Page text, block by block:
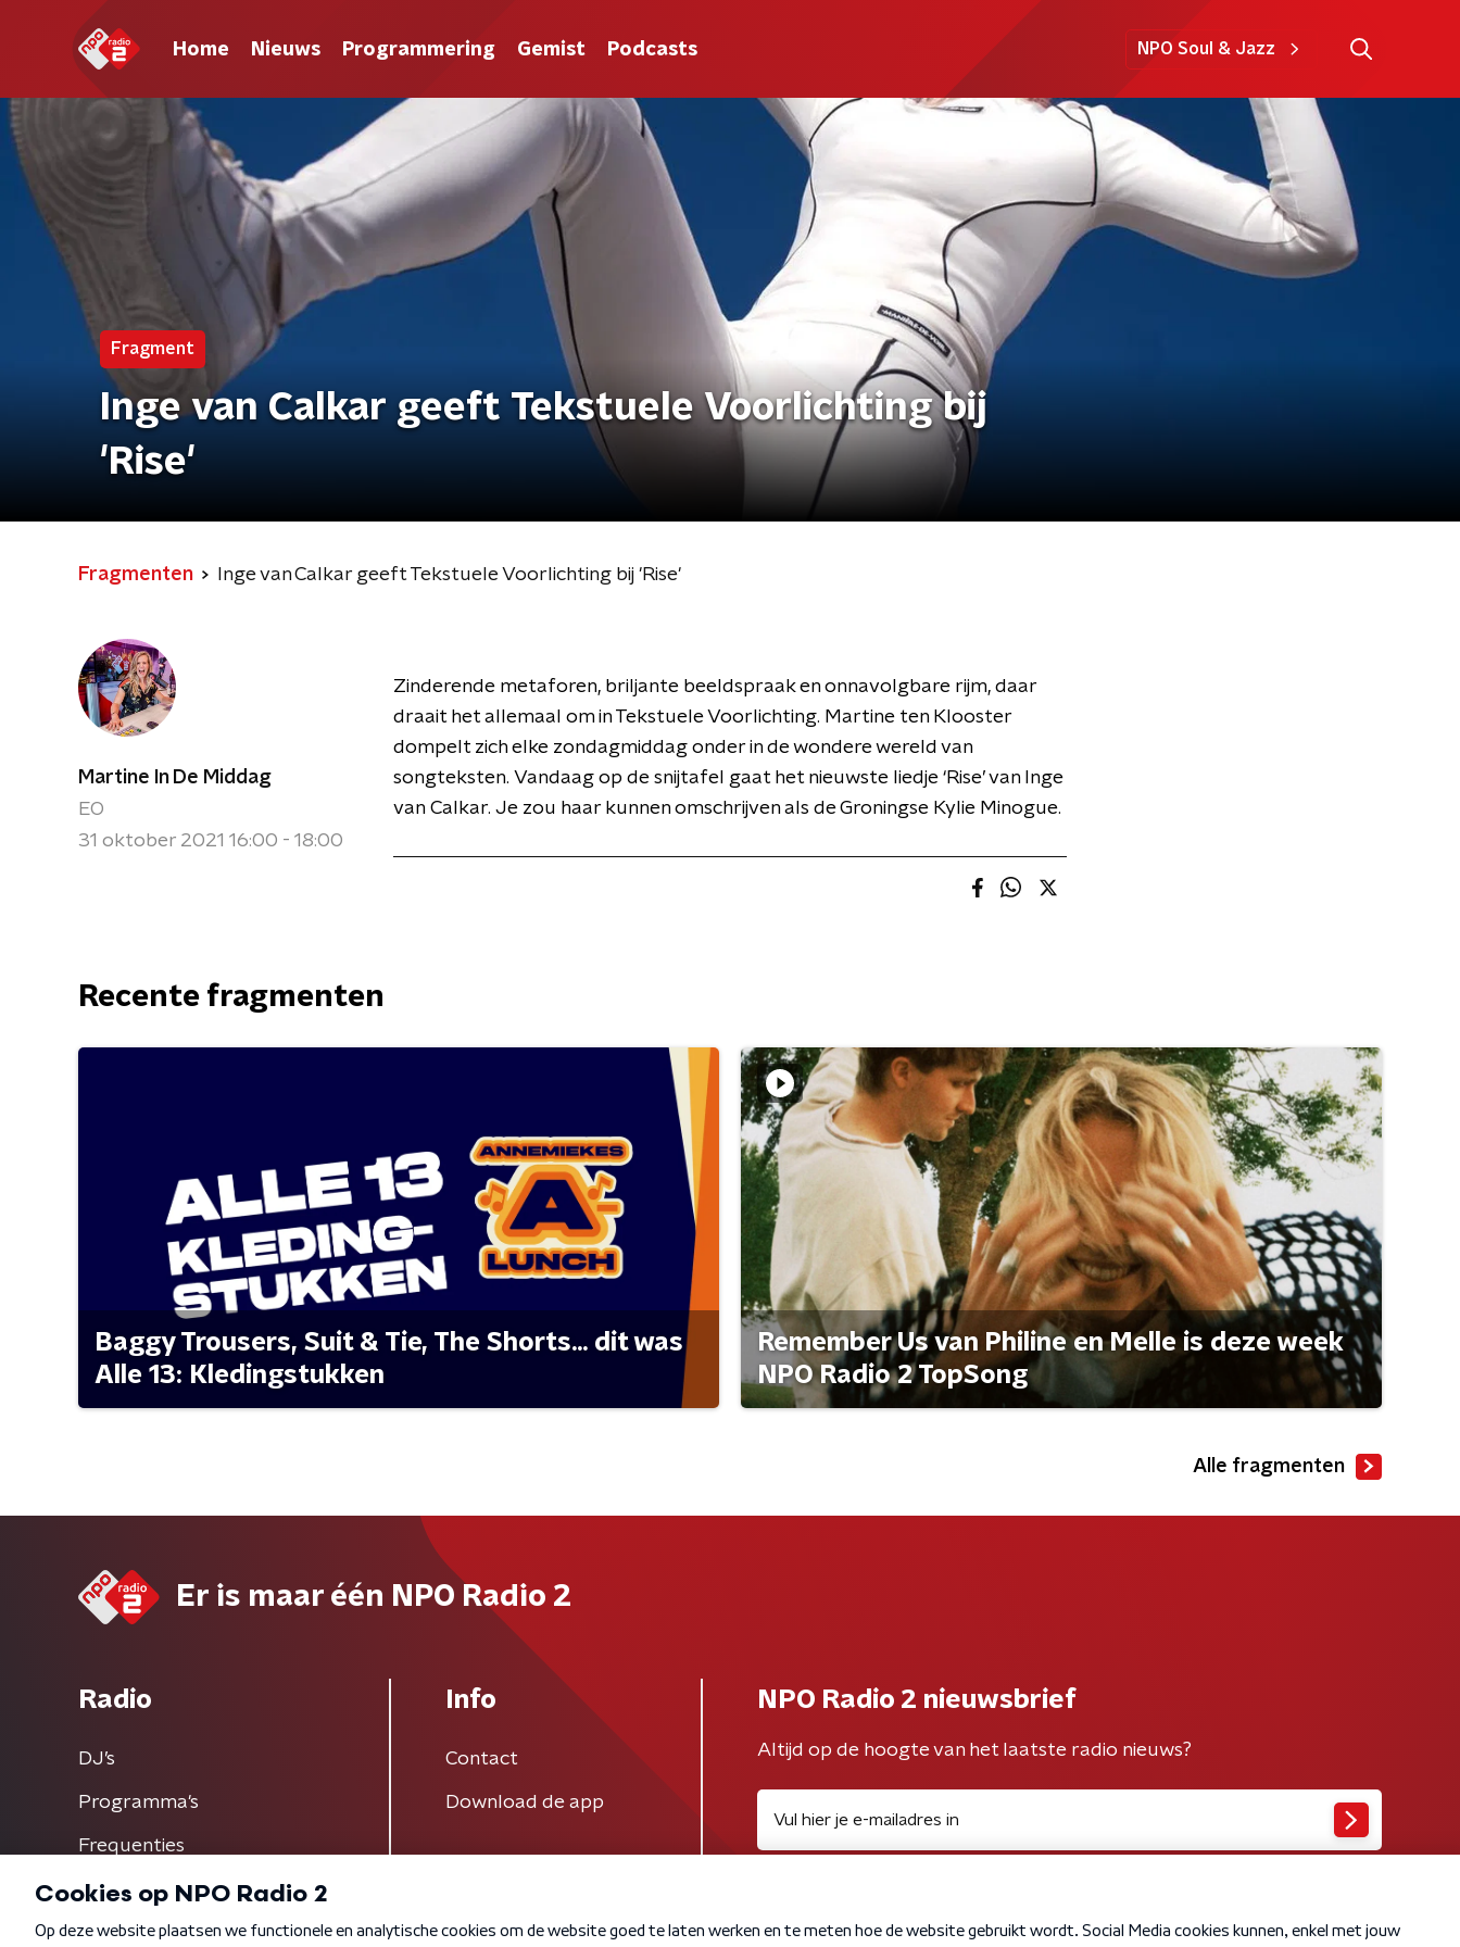
Home Nieuws Programmering Gemist Podcasts NPO Soul & Jazz
Fragment
Inge van Calkar geeft Tekstuele Voorlichting bij
'Rise'
Fragmenten Inge van Calkar geeft Tekstuele Voorlichting bij 'Rise'
Martine In De Middag
EO
31 oktober 2021 16:00 - 18:00
Zinderende metaforen, briljante beeldspraak en onnavolgbare rijm, daar
draait het allemaal om in Tekstuele Voorlichting. Martine ten Klooster
dompelt zich elke zondagmiddag onder in de wondere wereld van
songteksten. Vandaag op de snijtafel gaat het nieuwste liedje ‘Rise’ van Inge
van Calkar. Je zou haar kunnen omschrijven als de Groningse Kylie Minogue.
Recente fragmenten
Baggy Trousers, Suit & Tie, The Shorts... dit was
Alle 13: Kledingstukken
Remember Us van Philine en Melle is deze week
NPO Radio 2 TopSong
Alle fragmenten
Er is maar één NPO Radio 2
Radio
DJ’s
Programma's
Frequenties
Info
Contact
Download de app
NPO Radio 2 nieuwsbrief
Altijd op de hoogte van het laatste radio nieuws?